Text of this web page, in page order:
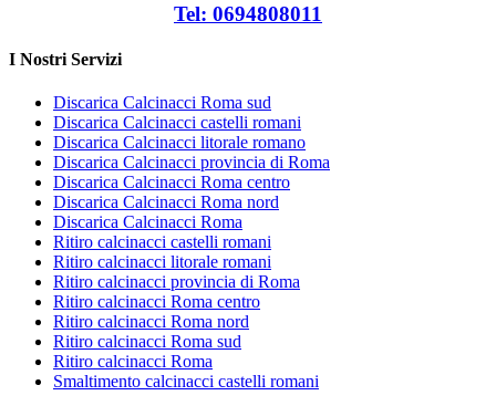
Tel: 0694808011
I Nostri Servizi
Discarica Calcinacci Roma sud
Discarica Calcinacci castelli romani
Discarica Calcinacci litorale romano
Discarica Calcinacci provincia di Roma
Discarica Calcinacci Roma centro
Discarica Calcinacci Roma nord
Discarica Calcinacci Roma
Ritiro calcinacci castelli romani
Ritiro calcinacci litorale romani
Ritiro calcinacci provincia di Roma
Ritiro calcinacci Roma centro
Ritiro calcinacci Roma nord
Ritiro calcinacci Roma sud
Ritiro calcinacci Roma
Smaltimento calcinacci castelli romani